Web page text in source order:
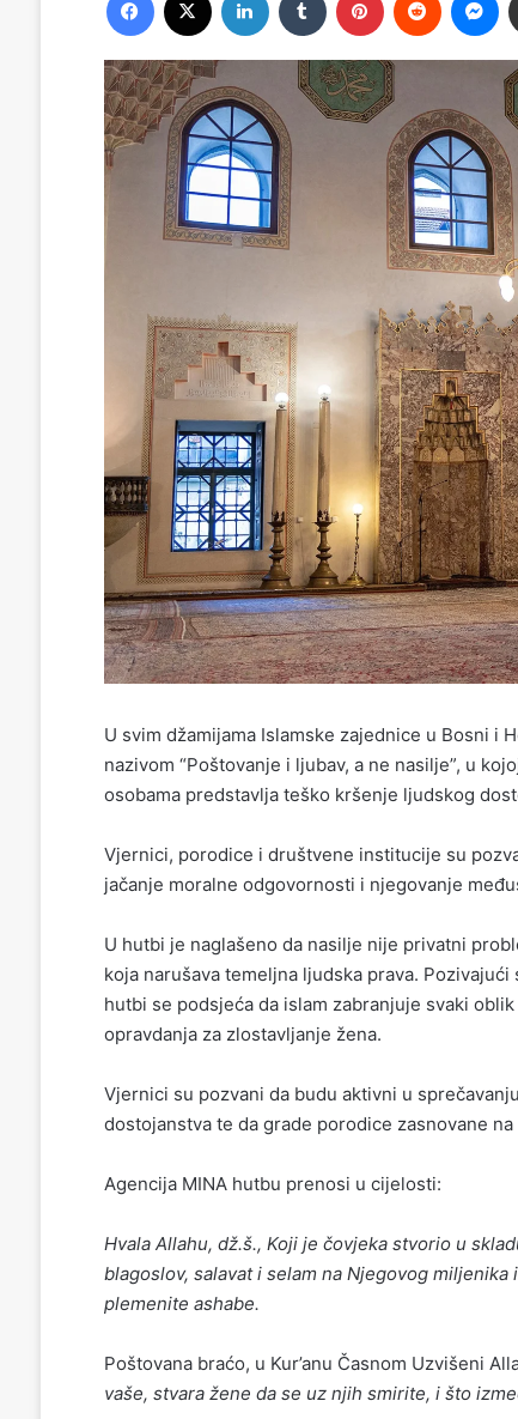
U svim džamijama Islamske zajednice u Bosni i
nazivom “Poštovanje i ljubav, a ne nasilje”, u
osobama predstavlja teško kršenje ljudskog
Vjernici, porodice i društvene institucije su
jačanje moralne odgovornosti i njegovanje
U hutbi je naglašeno da nasilje nije privatni
koja narušava temeljna ljudska prava. Pozivajući
hutbi se podsjeća da islam zabranjuje svaki
opravdanja za zlostavljanje žena.
Vjernici su pozvani da budu aktivni u
dostojanstva te da grade porodice zasnovane
Agencija MINA hutbu prenosi u cijelosti:
Hvala Allahu, dž.š., Koji je čovjeka stvorio u
blagoslov, salavat i selam na Njegovog
plemenite ashabe.
Poštovana braćo, u Kur’anu Časnom Uzvišeni
vaše, stvara žene da se uz njih smirite, i što